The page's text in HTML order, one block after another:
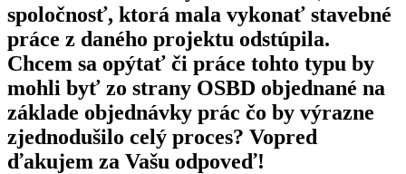
spoločnosť, ktorá mala vykonať stavebné
práce z daného projektu odstúpila.
Chcem sa opýtať či práce tohto typu by
mohli byť zo strany OSBD objednané na
základe objednávky prác čo by výrazne
zjednodušilo celý proces? Vopred
ďakujem za Vašu odpoveď!